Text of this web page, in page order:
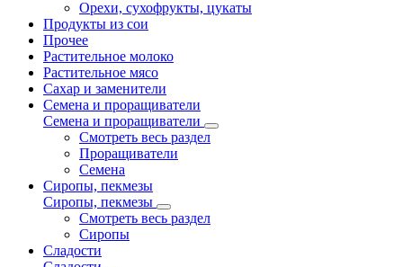
Орехи, сухофрукты, цукаты
Продукты из сои
Прочее
Растительное молоко
Растительное мясо
Сахар и заменители
Семена и проращиватели
Семена и проращиватели
Смотреть весь раздел
Проращиватели
Семена
Сиропы, пекмезы
Сиропы, пекмезы
Смотреть весь раздел
Сиропы
Сладости